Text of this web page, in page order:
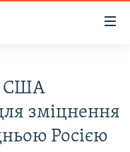
США
зміцнення
Росією